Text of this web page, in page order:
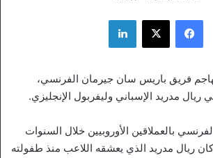
فيسبوك ‫X لينكدإن
فريق باريس سان جيرمان الفرنسي،
ريال مدريد الإسباني وليفربول الإنجليزي.
بالعملاقين الأوروبيين خلال السنوات
كان ريال مدريد الذي يعشقه اللاعب منذ طفولته